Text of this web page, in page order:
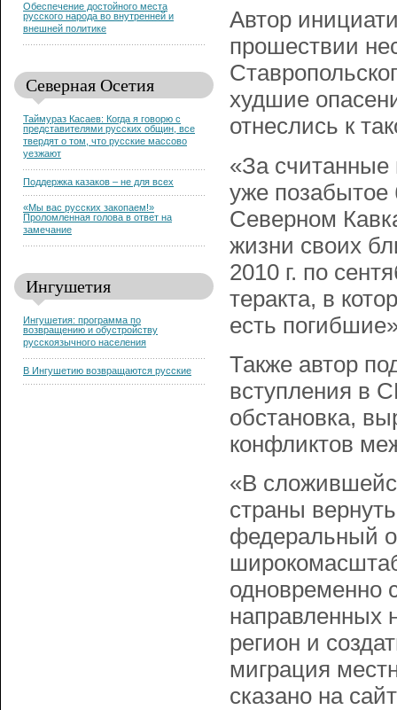
Обеспечение достойного места
русского народа во внутренней и
внешней политике
Северная Осетия
Таймураз Касаев: Когда я говорю с
представителями русских общин, все
твердят о том, что русские массово
уезжают
Поддержка казаков – не для всех
«Мы вас русских закопаем!»
Проломленная голова в ответ на
замечание
Ингушетия
Ингушетия: программа по
возвращению и обустройству
русскоязычного населения
В Ингушетию возвращаются русские
Автор
прошествии
худшие
отнеслись к
«За
уже
Северном
жизни своих
2010 г. по
теракта, в
есть
Также автор
вступления в
обстановка,
конфликтов
«В
страны
федеральный
одновременно
направленных
регион и
миграция
сказано на